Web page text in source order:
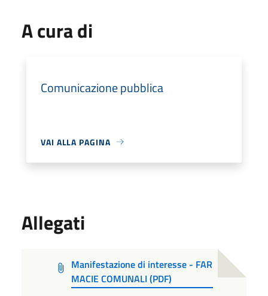
A cura di
Comunicazione pubblica
VAI ALLA PAGINA
Allegati
Manifestazione di interesse - FAR
MACIE COMUNALI (PDF)